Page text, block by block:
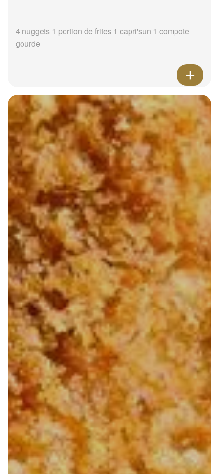
4 nuggets 1 portion de frites 1 capri'sun 1 compote
gourde